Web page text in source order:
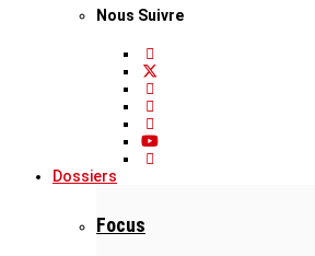
Nous Suivre
Dossiers
Focus